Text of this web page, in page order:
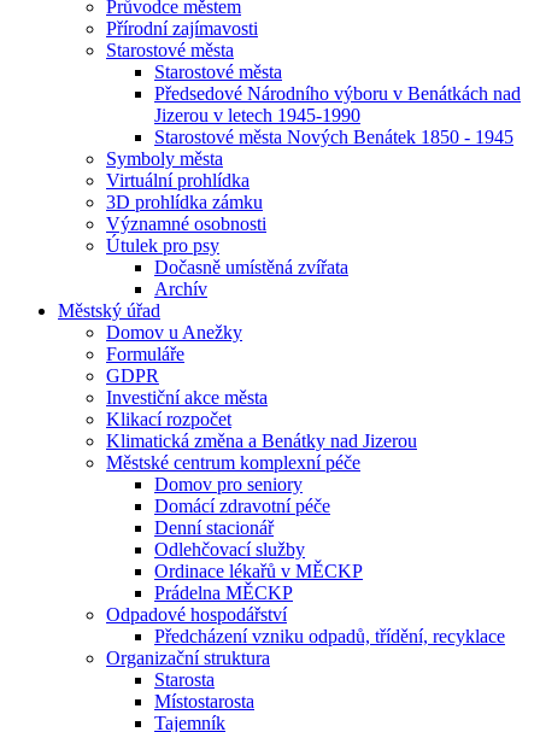
Průvodce městem
Přírodní zajímavosti
Starostové města
Starostové města
Předsedové Národního výboru v Benátkách nad
Jizerou v letech 1945-1990
Starostové města Nových Benátek 1850 - 1945
Symboly města
Virtuální prohlídka
3D prohlídka zámku
Významné osobnosti
Útulek pro psy
Dočasně umístěná zvířata
Archív
Městský úřad
Domov u Anežky
Formuláře
GDPR
Investiční akce města
Klikací rozpočet
Klimatická změna a Benátky nad Jizerou
Městské centrum komplexní péče
Domov pro seniory
Domácí zdravotní péče
Denní stacionář
Odlehčovací služby
Ordinace lékařů v MĚCKP
Prádelna MĚCKP
Odpadové hospodářství
Předcházení vzniku odpadů, třídění, recyklace
Organizační struktura
Starosta
Místostarosta
Tajemník